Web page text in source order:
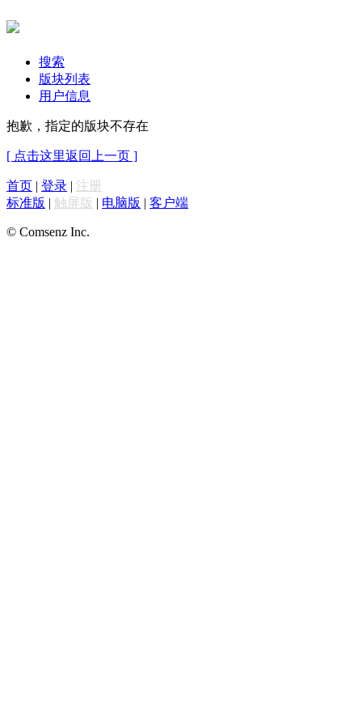
搜索
版块列表
用户信息
抱歉，指定的版块不存在
[ 点击这里返回上一页 ]
首页 | 登录 | 注册
标准版 | 触屏版 | 电脑版 | 客户端
© Comsenz Inc.